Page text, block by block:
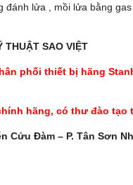
đánh lửa , mồi lửa bằng
THUẬT SAO VIỆT
phối thiết bị hãng
hãng, có thư đào tạo
Cửu Đàm – P. Tân Sơn